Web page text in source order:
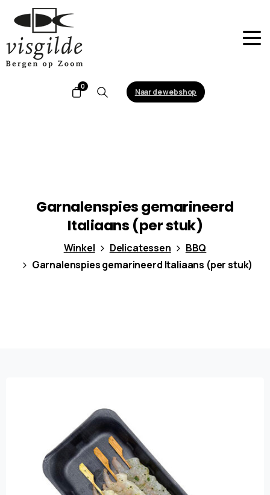
0
Search
Naar de webshop
Garnalenspiesgemarineerd
Italiaans (perstuk)
Winkel Delicatessen
BBQ
Garnalenspies gemarineerd Italiaans (per stuk)